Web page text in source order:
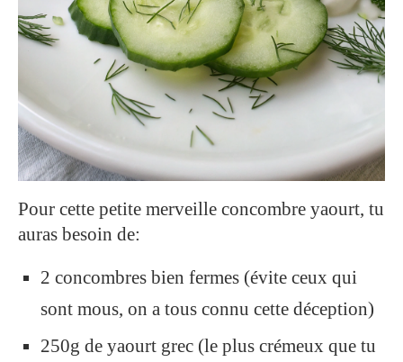
Pour cette petite merveille concombre yaourt, tu
auras besoin de:
2 concombres bien fermes (évite ceux qui
sont mous, on a tous connu cette déception)
250g de yaourt grec (le plus crémeux que tu